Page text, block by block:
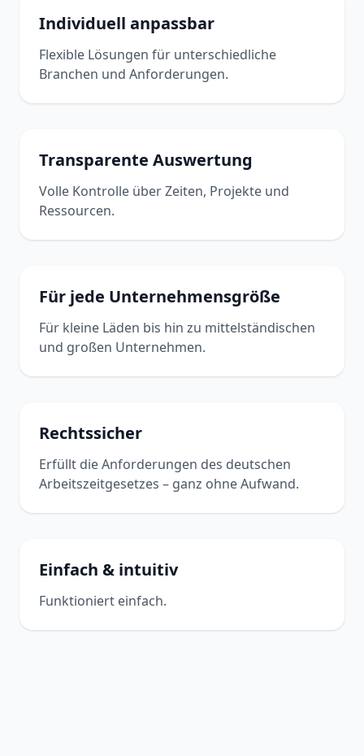
Individuell anpassbar
Flexible Lösungen für unterschiedliche
Branchen und Anforderungen.
Transparente Auswertung
Volle Kontrolle über Zeiten, Projekte und
Ressourcen.
Für jede Unternehmensgröße
Für kleine Läden bis hin zu mittelständischen
und großen Unternehmen.
Rechtssicher
Erfüllt die Anforderungen des deutschen
Arbeitszeitgesetzes – ganz ohne Aufwand.
Einfach & intuitiv
Funktioniert einfach.